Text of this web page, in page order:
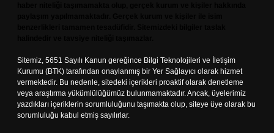
Sitemiz, 5651 Sayılı Kanun gereğince Bilgi Teknolojileri ve İletişim
Kurumu (BTK) tarafından onaylanmış bir Yer Sağlayıcı olarak hizmet
vermektedir. Bu nedenle, sitedeki içerikleri proaktif olarak denetleme
veya araştırma yükümlülüğümüz bulunmamaktadır. Ancak, üyelerimiz
yazdıkları içeriklerin sorumluluğunu taşımakta olup, siteye üye olarak bu
sorumluluğu kabul etmiş sayılırlar.